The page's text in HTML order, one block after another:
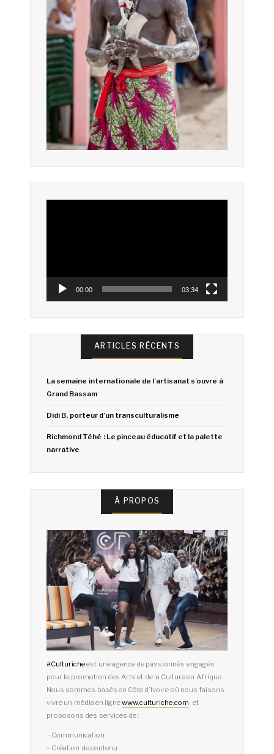
00:00 03:34
ARTICLES RÉCENTS
La semaine internationale de l’artisanat s’ouvre à
Grand Bassam
Didi B, porteur d’un transculturalisme
Richmond Téhé : Le pinceau éducatif et la palette
narrative
À PROPOS
#Culturicheest une agence de passionnés engagés
pour la promotion des Arts et de la Culture en Afrique.
Nous sommes basés en Côte d’Ivoire où nous faisons
vivre un média en lignewww.culturiche.com , et
proposons des services de :
– Communication
– Création de contenu